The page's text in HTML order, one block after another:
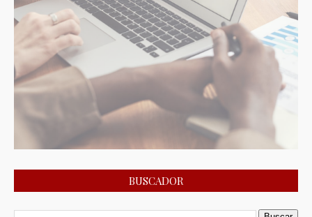
BUSCADOR